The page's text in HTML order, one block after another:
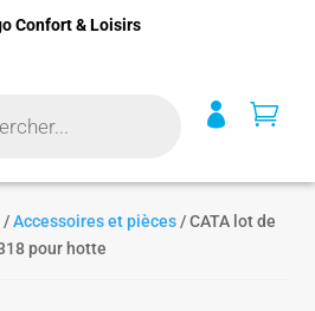
 
/Accessoires et pièces / CATA lot de
pour hotte